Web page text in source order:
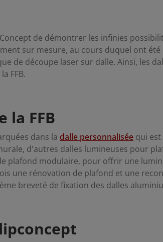
de démontrer les infinies
sur mesure, au cours duquel ont
de découpe laser sur dalle. Ainsi, les
FFB.
la FFB
dans la dalle personnalisée qui
d'autres dalles lumineuses pour
plafond modulaire, pour offrir une
une rénovation de plafond et une
breveté de fixation des dalles